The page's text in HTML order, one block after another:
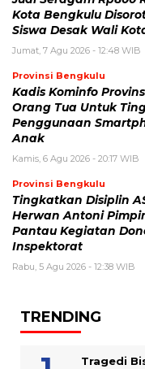
Kota Bengkulu
Siswa Desak Wali
Jumat, 7 Agu 2026 - 12:48 WIB
Provinsi Bengkulu
Kadis Kominfo
Orang Tua Untuk
Penggunaan
Anak
Kamis, 6 Agu 2026 - 20:17 WIB
Provinsi Bengkulu
Tingkatkan Disiplin
Herwan Antoni
Pantau Kegiatan
Inspektorat
Rabu, 5 Agu 2026 - 12:38 WIB
TRENDING
Tragedi